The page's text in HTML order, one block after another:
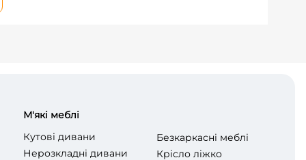
М'які меблі
Кутові дивани
Нерозкладні дивани
Безкаркасні меблі
Крісло ліжко